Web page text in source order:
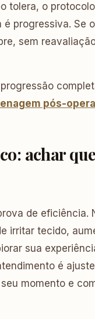
tolera, o
é progressiva. Se
sem
pós-
achar
de eficiência.
irritar tecido,
sua
é
momento e